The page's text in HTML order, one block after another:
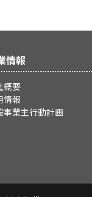
情報
概要
情報
事業主行動計画